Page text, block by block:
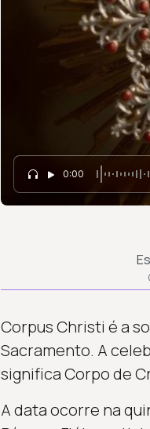
0:00
Corpus Christi é a
Sacramento. A
significa Corpo de
A data ocorre na